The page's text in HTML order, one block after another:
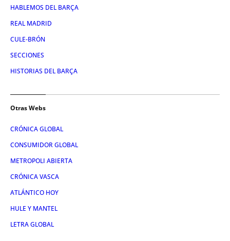
HABLEMOS DEL BARÇA
REAL MADRID
CULE-BRÓN
SECCIONES
HISTORIAS DEL BARÇA
Otras Webs
CRÓNICA GLOBAL
CONSUMIDOR GLOBAL
METROPOLI ABIERTA
CRÓNICA VASCA
ATLÁNTICO HOY
HULE Y MANTEL
LETRA GLOBAL